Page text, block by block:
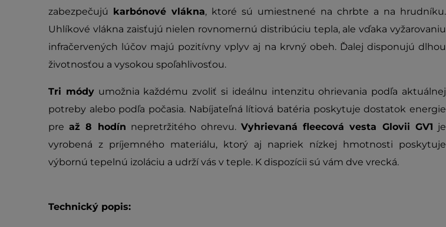
zabezpečujú karbónové vlákna, ktoré sú umiestnené na chrbte a na hrudníku.
Uhlíkové vlákna zaisťujú nielen rovnomernú distribúciu tepla, ale vďaka vyžarovaniu
infračervených lúčov majú pozitívny vplyv aj na krvný obeh. Ďalej disponujú dlhou
životnosťou a vysokou spoľahlivosťou.
Tri módyumožnia každému zvoliť si ideálnu intenzitu ohrievania podľa aktuálnej
potreby alebo podľa počasia. Nabíjateľná lítiová batéria poskytuje dostatok energie
preaž 8 hodín nepretržitého ohrevu.Vyhrievaná fleecová vesta Glovii GV1 je
vyrobená z príjemného materiálu, ktorý aj napriek nízkej hmotnosti poskytuje
výbornú tepelnú izoláciu a udrží vás v teple. K dispozícii sú vám dve vrecká.
Technický popis: